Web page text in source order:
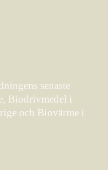
senaste
Biodrivmedel i
och Biovärme i